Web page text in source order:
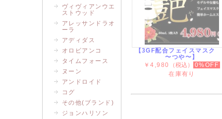
【3GF配合フェイスマスク
〜つや〜】
￥4,980
（税込）
0%OFF
在庫有り
ヴィヴィアンウエ
ストウッド
アレッサンドラオ
ーラ
アディダス
オロビアンコ
タイムフォース
ヌーン
アンドロイド
コグ
その他(ブランド)
ジョンハリソン